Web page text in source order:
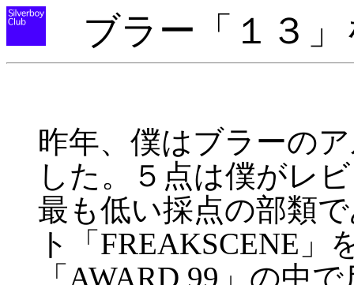
ブラー「１３」
昨年、僕はブラーの
した。５点は僕がレ
最も低い採点の部類
ト「FREAKSCENE
「AWARD 99」の中